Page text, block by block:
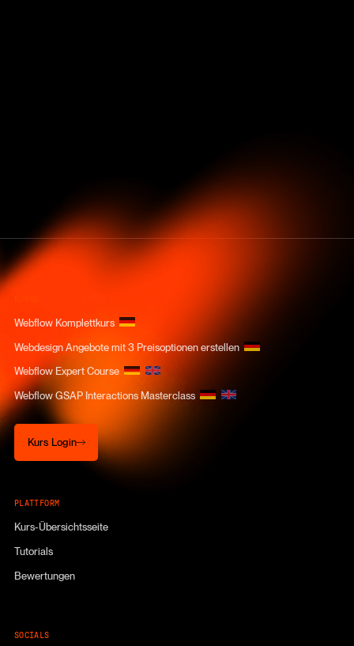
Webflow Komplettkurs
Webdesign Angebote mit 3 Preisoptionen erstellen
Webflow Expert Course
Webflow GSAP Interactions Masterclass
Kurs Login
Kurs Login
PLATTFORM
Kurs-Übersichtsseite
Tutorials
Bewertungen
SOCIALS